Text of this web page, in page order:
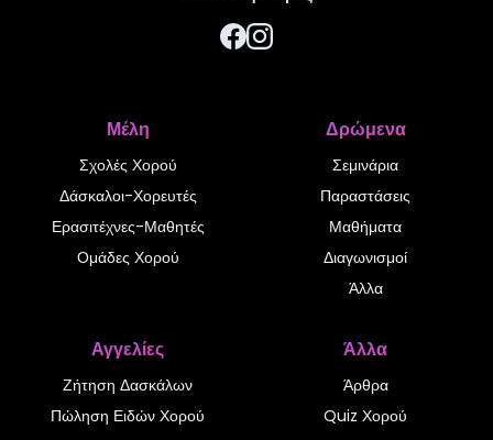
Μέλη
Σχολές Χορού
Δάσκαλοι-Χορευτές
Ερασιτέχνες-Μαθητές
Ομάδες Χορού
Δρώμενα
Σεμινάρια
Παραστάσεις
Μαθήματα
Διαγωνισμοί
Άλλα
Αγγελίες
Ζήτηση Δασκάλων
Πώληση Ειδών Χορού
Άλλα
Άρθρα
Quiz Χορού